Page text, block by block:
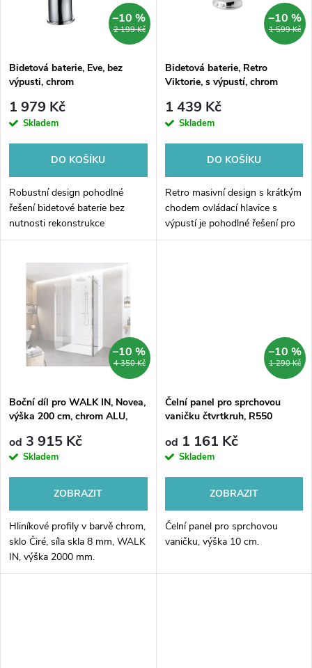
p
r
o
d
u
s
p
r
d
u
2 199 Kč
–10 %
Bidetová baterie, Eve, bez
výpusti, chrom
1 979 Kč
Skladem
DO KOŠÍKU
Robustní design pohodlné
řešení bidetové baterie bez
nutnosti rekonstrukce
1 599 Kč
–10 %
Bidetová baterie, Retro
Viktorie, s výpustí, chrom
1 439 Kč
Skladem
DO KOŠÍKU
Retro masivní design s krátkým
chodem ovládací hlavice s
výpustí je pohodlné řešení pro
bidet
4 350 Kč
–10 %
Boční díl pro WALK IN, Novea,
výška 200 cm, chrom ALU,
od 3 915 Kč
Skladem
ZOBRAZIT
Hliníkové profily v barvě chrom,
sklo Čiré, síla skla 8 mm, WALK
IN, výška 2000 mm.
1 290 Kč
–10 %
Čelní panel pro sprchovou
vaničku čtvrtkruh, R550
od 1 161 Kč
Skladem
ZOBRAZIT
Čelní panel pro sprchovou
vaničku, výška 10 cm.